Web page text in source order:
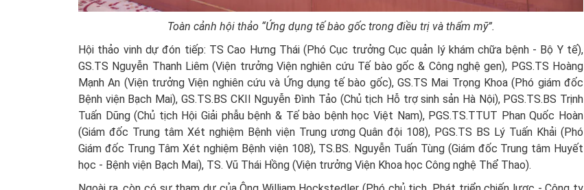
Toàn cảnh hội thảo “Ứng dụng tế bào gốc trong điều trị và thẩm mỹ”.
Hội thảo vinh dự đón tiếp: TS Cao Hưng Thái (Phó Cục trưởng Cục quản lý khám chữa bệnh - Bộ Y tế),
GS.TS Nguyễn Thanh Liêm (Viện trưởng Viện nghiên cứu Tế bào gốc & Công nghệ gen), PGS.TS Hoàng
Mạnh An (Viện trưởng Viện nghiên cứu và Ứng dụng tế bào gốc), GS.TS Mai Trọng Khoa (Phó giám đốc
Bệnh viện Bạch Mai), GS.TS.BS CKII Nguyễn Đình Tảo (Chủ tịch Hỗ trợ sinh sản Hà Nội), PGS.TS.BS Trịnh
Tuấn Dũng (Chủ tịch Hội Giải phẫu bệnh & Tế bào bệnh học Việt Nam), PGS.TS.TTUT Phan Quốc Hoàn
(Giám đốc Trung tâm Xét nghiệm Bệnh viện Trung ương Quân đội 108), PGS.TS BS Lý Tuấn Khải (Phó
Giám đốc Trung Tâm Xét nghiệm Bệnh viện 108), TS.BS. Nguyễn Tuấn Tùng (Giám đốc Trung tâm Huyết
học - Bệnh viện Bạch Mai), TS. Vũ Thái Hồng (Viện trưởng Viện Khoa học Công nghệ Thể Thao).